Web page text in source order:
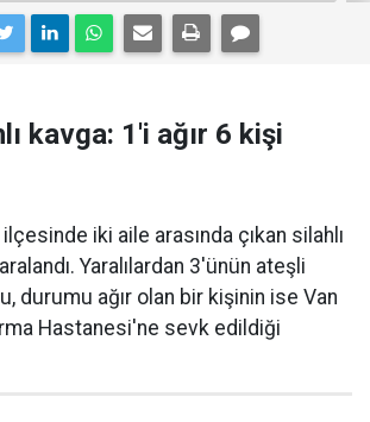
kavga: 1'i ağır 6 kişi
iki aile arasında çıkan silahlı
Yaralılardan 3'ünün ateşli
durumu ağır olan bir kişinin ise Van
Hastanesi'ne sevk edildiği